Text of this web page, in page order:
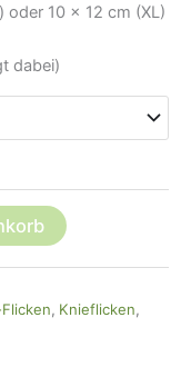
oder 10 × 12 cm (XL)
dabei)
, Knieflicken,